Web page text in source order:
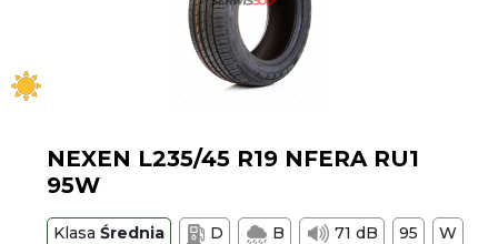
NEXEN L235/45 R19 NFERA RU1
95W
KlasaŚrednia D B 71 dB 95 W